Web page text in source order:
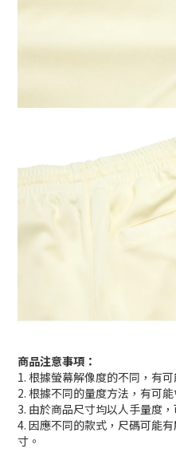
商品注意事項：
1. 根據螢幕解像度的不同，有可
2. 根據不同的量度方法，有可能
3. 由於商品尺寸均以人手量度
4. 因應不同的款式，尺碼可能
寸。